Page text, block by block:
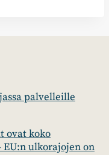
palvelleille
ovat koko
ulkorajojen on